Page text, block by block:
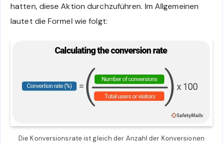
hatten, diese Aktion durchzuführen. Im Allgemeinen
lautet die Formel wie folgt:
Die Konversionsrate ist gleich der Anzahl der Konversionen